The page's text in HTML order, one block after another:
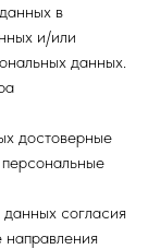
в
и/или
данных.
достоверные
согласия